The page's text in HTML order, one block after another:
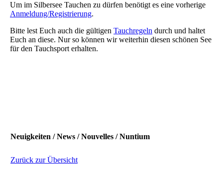
Um im Silbersee Tauchen zu dürfen benötigt es eine vorherige
Anmeldung/Registrierung.
Bitte lest Euch auch die gültigen Tauchregeln durch und haltet
Euch an diese. Nur so können wir weiterhin diesen schönen See
für den Tauchsport erhalten.
Neuigkeiten / News / Nouvelles / Nuntium
Zurück zur Übersicht